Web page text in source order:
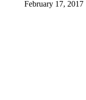
February 17, 2017